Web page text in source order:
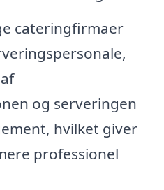
cateringfirmaer
og serveringen
hvilket giver
professionel